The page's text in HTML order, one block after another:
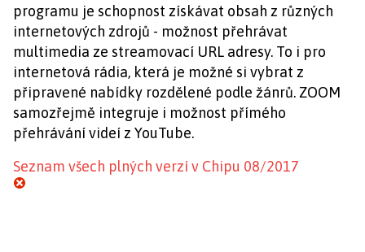
programu je schopnost získávat obsah z různých
internetových zdrojů - možnost přehrávat
multimedia ze streamovací URL adresy. To i pro
internetová rádia, která je možné si vybrat z
připravené nabídky rozdělené podle žánrů. ZOOM
samozřejmě integruje i možnost přímého
přehrávání videí z YouTube.
Seznam všech plných verzí v Chipu 08/2017